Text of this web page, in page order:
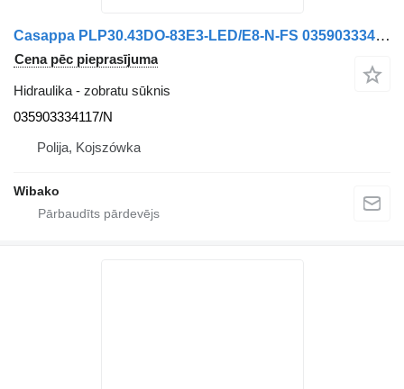
Casappa PLP30.43DO-83E3-LED/E8-N-FS 035903334117/N zobratu sūknis
Cena pēc pieprasījuma
Hidraulika - zobratu sūknis
035903334117/N
Polija, Kojszówka
Wibako